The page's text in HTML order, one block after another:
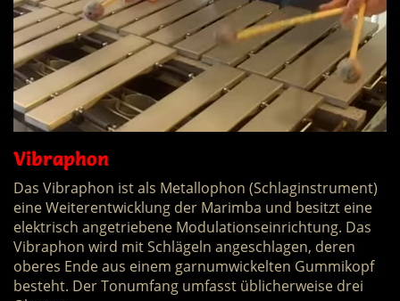
Vibraphon
Das Vibraphon ist als Metallophon (Schlaginstrument)
eine Weiterentwicklung der Marimba und besitzt eine
elektrisch angetriebene Modulationseinrichtung. Das
Vibraphon wird mit Schlägeln angeschlagen, deren
oberes Ende aus einem garnumwickelten Gummikopf
besteht. Der Tonumfang umfasst üblicherweise drei